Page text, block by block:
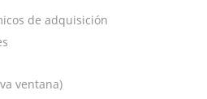
de adquisición
ventana)